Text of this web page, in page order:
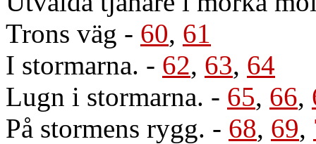
Trons väg - 60, 61
I stormarna. - 62, 63, 64
Lugn i stormarna. - 65, 66,
På stormens rygg. - 68, 69,